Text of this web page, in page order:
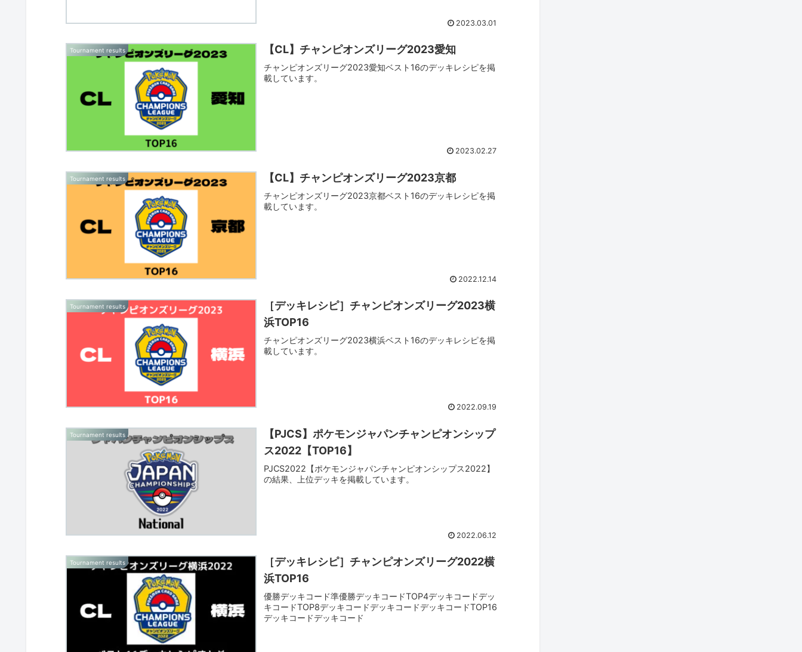
2023.03.01
Tournament results 【CL】チャンピオンズリーグ2023愛知
チャンピオンズリーグ2023愛知ベスト16のデッキレシピを掲
載しています。
2023.02.27
Tournament results 【CL】チャンピオンズリーグ2023京都
チャンピオンズリーグ2023京都ベスト16のデッキレシピを掲
載しています。
2022.12.14
Tournament results
［デッキレシピ］チャンピオンズリーグ2023横
浜TOP16
チャンピオンズリーグ2023横浜ベスト16のデッキレシピを掲
載しています。
2022.09.19
Tournament results
【PJCS】ポケモンジャパンチャンピオンシップ
ス2022【TOP16】
PJCS2022【ポケモンジャパンチャンピオンシップス2022】
の結果、上位デッキを掲載しています。
2022.06.12
Tournament results
［デッキレシピ］チャンピオンズリーグ2022横
浜TOP16
優勝デッキコード準優勝デッキコードTOP4デッキコードデッ
キコードTOP8デッキコードデッキコードデッキコードTOP16
デッキコードデッキコード